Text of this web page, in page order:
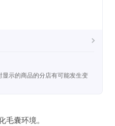
示的商品的分店有可能发生变
毛囊环境。